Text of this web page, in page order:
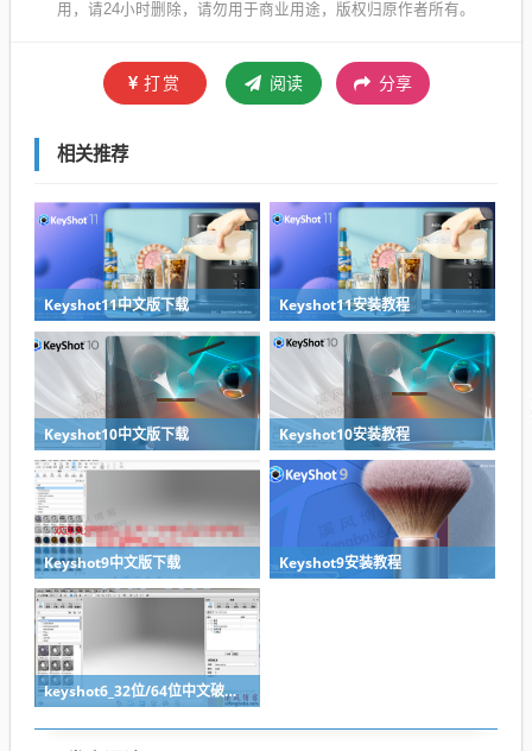
用，请24小时删除，请勿用于商业用途，版权归原作者所有。
打赏 阅读 分享
相关推荐
Keyshot11中文版下载 Keyshot11安装教程
Keyshot10中文版下载 Keyshot10安装教程
Keyshot9中文版下载 Keyshot9安装教程
keyshot6_32位/64位中文破解版下载(附破解文件+安装教程)